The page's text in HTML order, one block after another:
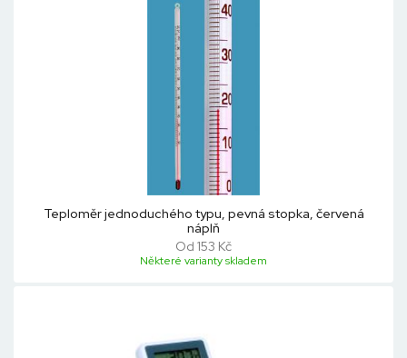
Teploměr jednoduchého typu, pevná stopka, červená
náplň
Od 153 Kč
Některé varianty skladem